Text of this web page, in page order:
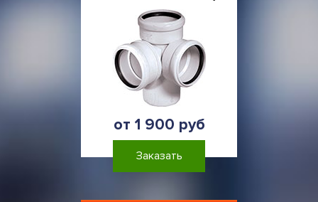
от 1 900 руб
Заказать